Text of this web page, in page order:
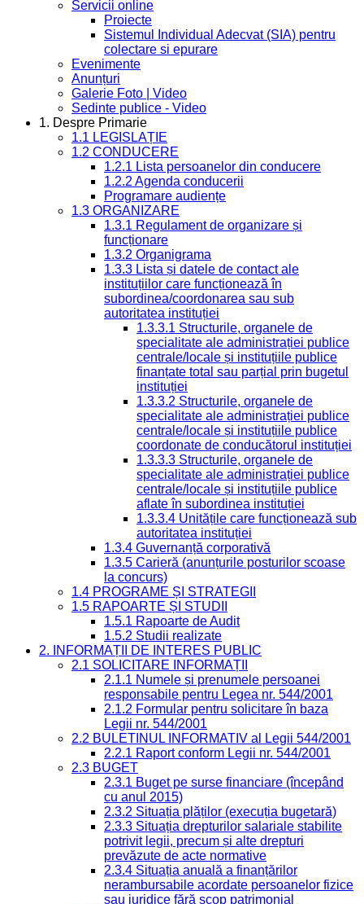
Servicii online
Proiecte
Sistemul Individual Adecvat (SIA) pentru
colectare si epurare
Evenimente
Anunțuri
Galerie Foto | Video
Sedinte publice - Video
1. Despre Primarie
1.1 LEGISLAȚIE
1.2 CONDUCERE
1.2.1 Lista persoanelor din conducere
1.2.2 Agenda conducerii
Programare audiențe
1.3 ORGANIZARE
1.3.1 Regulament de organizare și
funcționare
1.3.2 Organigrama
1.3.3 Lista și datele de contact ale
instituțiilor care funcționează în
subordinea/coordonarea sau sub
autoritatea instituției
1.3.3.1 Structurile, organele de
specialitate ale administrației publice
centrale/locale și instituțiile publice
finanțate total sau parțial prin bugetul
instituției
1.3.3.2 Structurile, organele de
specialitate ale administrației publice
centrale/locale și instituțiile publice
coordonate de conducătorul instituției
1.3.3.3 Structurile, organele de
specialitate ale administrației publice
centrale/locale și instituțiile publice
aflate în subordinea instituției
1.3.3.4 Unitățile care funcționează sub
autoritatea instituției
1.3.4 Guvernanță corporativă
1.3.5 Carieră (anunțurile posturilor scoase
la concurs)
1.4 PROGRAME ȘI STRATEGII
1.5 RAPOARTE ȘI STUDII
1.5.1 Rapoarte de Audit
1.5.2 Studii realizate
2. INFORMAȚII DE INTERES PUBLIC
2.1 SOLICITARE INFORMAȚII
2.1.1 Numele și prenumele persoanei
responsabile pentru Legea nr. 544/2001
2.1.2 Formular pentru solicitare în baza
Legii nr. 544/2001
2.2 BULETINUL INFORMATIV al Legii 544/2001
2.2.1 Raport conform Legii nr. 544/2001
2.3 BUGET
2.3.1 Buget pe surse financiare (începând
cu anul 2015)
2.3.2 Situația plăților (execuția bugetară)
2.3.3 Situația drepturilor salariale stabilite
potrivit legii, precum și alte drepturi
prevăzute de acte normative
2.3.4 Situația anuală a finanțărilor
nerambursabile acordate persoanelor fizice
sau juridice fără scop patrimonial